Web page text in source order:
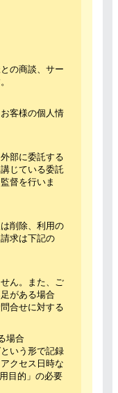
の商談、サー
客様の個人情
部に委託する
じている委託
督を行いま
削除、利用の
求は下記の
ん。また、ご
がある場合
合せに対する
場合
いう形で記録
クセス日時な
目的」の必要